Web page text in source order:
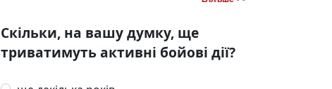
Скільки, на вашу думку, ще
триватимуть активні бойові дії?